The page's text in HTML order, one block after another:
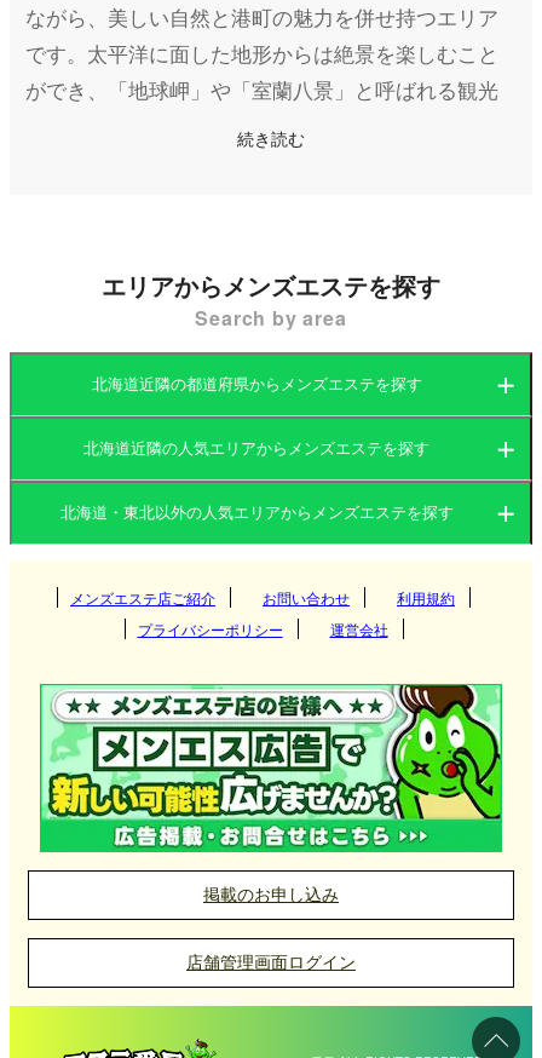
ながら、美しい自然と港町の魅力を併せ持つエリア
です。太平洋に面した地形からは絶景を楽しむこと
ができ、「地球岬」や「室蘭八景」と呼ばれる観光
スポットが有名です。特に地球岬は、日本でも有数
点在しています。このような自然と工業が共存する
街は、住民や観光客に癒しを提供する場所が必要と
室蘭のメンズエステは、他の大都市ほどの店舗数は
ないものの、落ち着いた空間でリラックスできるマ
ンション型の個室サロンが主流です。また、アクセ
スの良さを重視した駅近店舗や、出張サービスを行
う店舗もあり、地元住民や出張者にとって利便性の
高い選択肢が用意されています。
室蘭メンズエステ店の選び方
室蘭のメンズエステは、自然が身近な土地柄を活か
し、リラクゼーションに特化したサービスを提供し
ています。アロマオイルやリンパマッサージといっ
た施術を受けながら、街の静けさや穏やかな雰囲気
に浸ることができます。観光や仕事の合間に、リラ
ックスしたい方にはぴったりです。
続き読む
エリアからメンズエステを探す
Search by area
北海道近隣の都道府県からメンズエステを探す
北海道 岩手県
宮城県 山形県
秋田県 青森県
北海道近隣の人気エリアからメンズエステを探す
すすきの
白石区
札幌市北区
中島公園
函館
岩手県
仙台
古川
石巻
勾当台公園
国分町
山形県
山形 秋田県
秋田 青森県
青森
八戸
福島県
北海道・東北以外の人気エリアからメンズエステを探す
関東
栃木県 東京都
神奈川県 千葉県
埼玉県
大阪府 京都府
兵庫県 滋賀県
奈良県 和歌山県
東海
愛知県 岐阜県
九州・沖縄
福岡県 大分県
熊本県 鹿児島県
沖縄県 佐賀県
中国
岡山県 広島県
山口県 鳥取県
北陸・甲信越
四国
メンズエステ店ご紹介 お問い合わせ
利用規約
プライバシーポリシー
運営会社
掲載のお申し込み
店舗管理画面ログイン